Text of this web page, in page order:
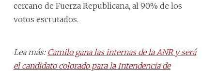
cercano de Fuerza Republicana, al 90% de los
votos escrutados.
Lea más: Camilo gana las internas de la ANR y será
el candidato colorado para la Intendencia de